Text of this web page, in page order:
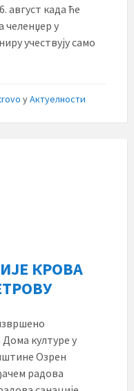
август када ће
челенџер у
учествују само
уАктуелности
КРОВА
културе у
Озрен
радова